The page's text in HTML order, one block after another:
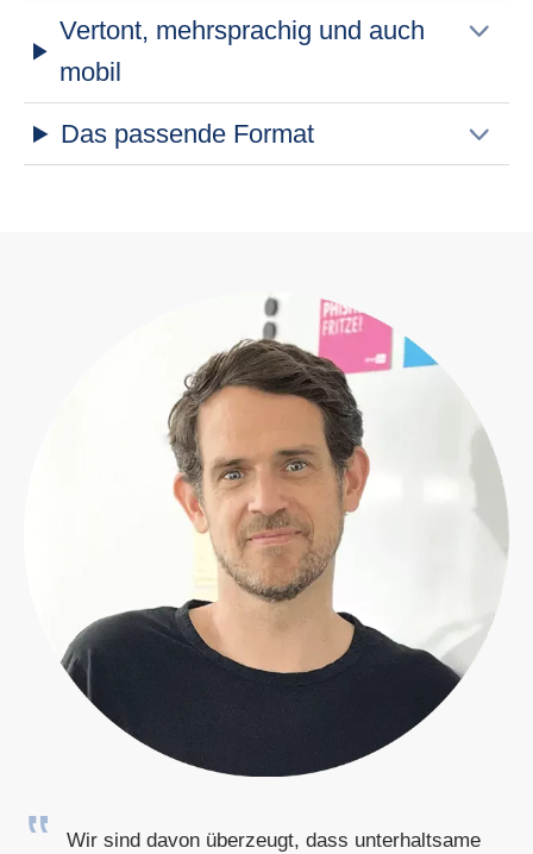
Vertont, mehrsprachig und auch
mobil
Das passende Format
Wir sind davon überzeugt, dass unterhaltsame